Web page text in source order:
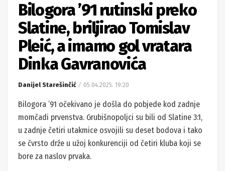
Bilogora ’91 rutinski preko
Slatine, briljirao Tomislav
Pleić, a imamo gol vratara
Dinka Gavranovića
Danijel Starešinčić 05.04.2025. 19:20
Bilogora ’91 očekivano je došla do pobjede kod zadnje
momčadi prvenstva. Grubišnopoljci su bili od Slatine 3:1,
u zadnje četiri utakmice osvojili su deset bodova i tako
se čvrsto drže u užoj konkurenciji od četiri kluba koji se
bore za naslov prvaka.